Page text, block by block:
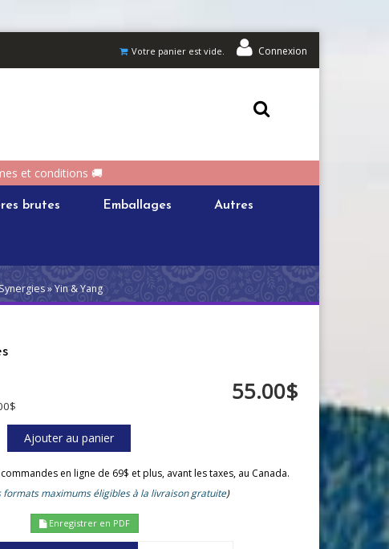
Votre panier est vide. Connexion
et conditions 🚚
brutes Emballages Autres
» Yin & Yang
55.00$
en ligne de 69$ et plus, avant les taxes, au Canada.
formats maximums éligibles à la livraison gratuite)
Enregistrer en PDF